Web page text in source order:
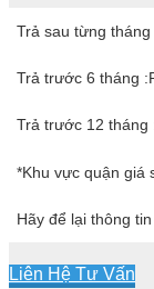
Trả sau từng
Trả trước 6 tháng
Trả trước 12 tháng
*Khu vực quận giá
Hãy để lại thông
Liên Hệ Tư Vấn